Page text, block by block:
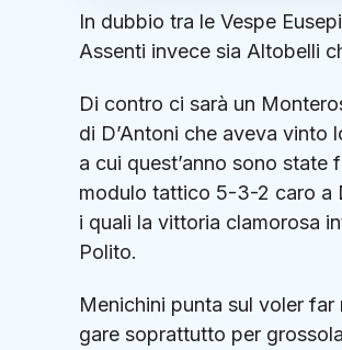
In dubbio tra le Vespe
Assenti invece sia Altobelli
Di contro ci sarà un
di D’Antoni che aveva vinto
a cui quest’anno sono
modulo tattico 5-3-2 caro a
i quali la vittoria clamorosa
Polito.
Menichini punta sul voler
gare soprattutto per